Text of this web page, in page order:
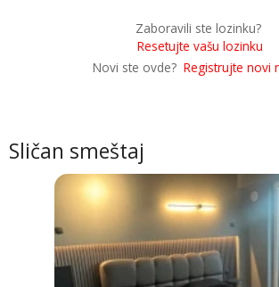
Sličan smeštaj
Zaboravili ste lozinku?
Resetujte vašu lozinku
Novi ste ovde? Registrujte novi